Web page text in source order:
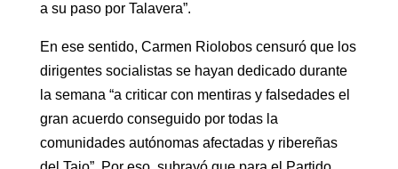
a su paso por Talavera”.
En ese sentido, Carmen Riolobos censuró que los
dirigentes socialistas se hayan dedicado durante
la semana “a criticar con mentiras y falsedades el
gran acuerdo conseguido por todas la
comunidades autónomas afectadas y ribereñas